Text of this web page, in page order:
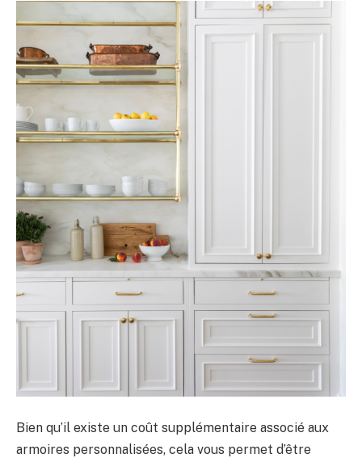
Bien qu’il existe un coût supplémentaire associé aux
armoires personnalisées, cela vous permet d’être